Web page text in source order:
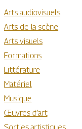
Arts audiovisuels
Arts de la scène
Arts visuels
Formations
Littérature
Matériel
Musique
Œuvres d’art